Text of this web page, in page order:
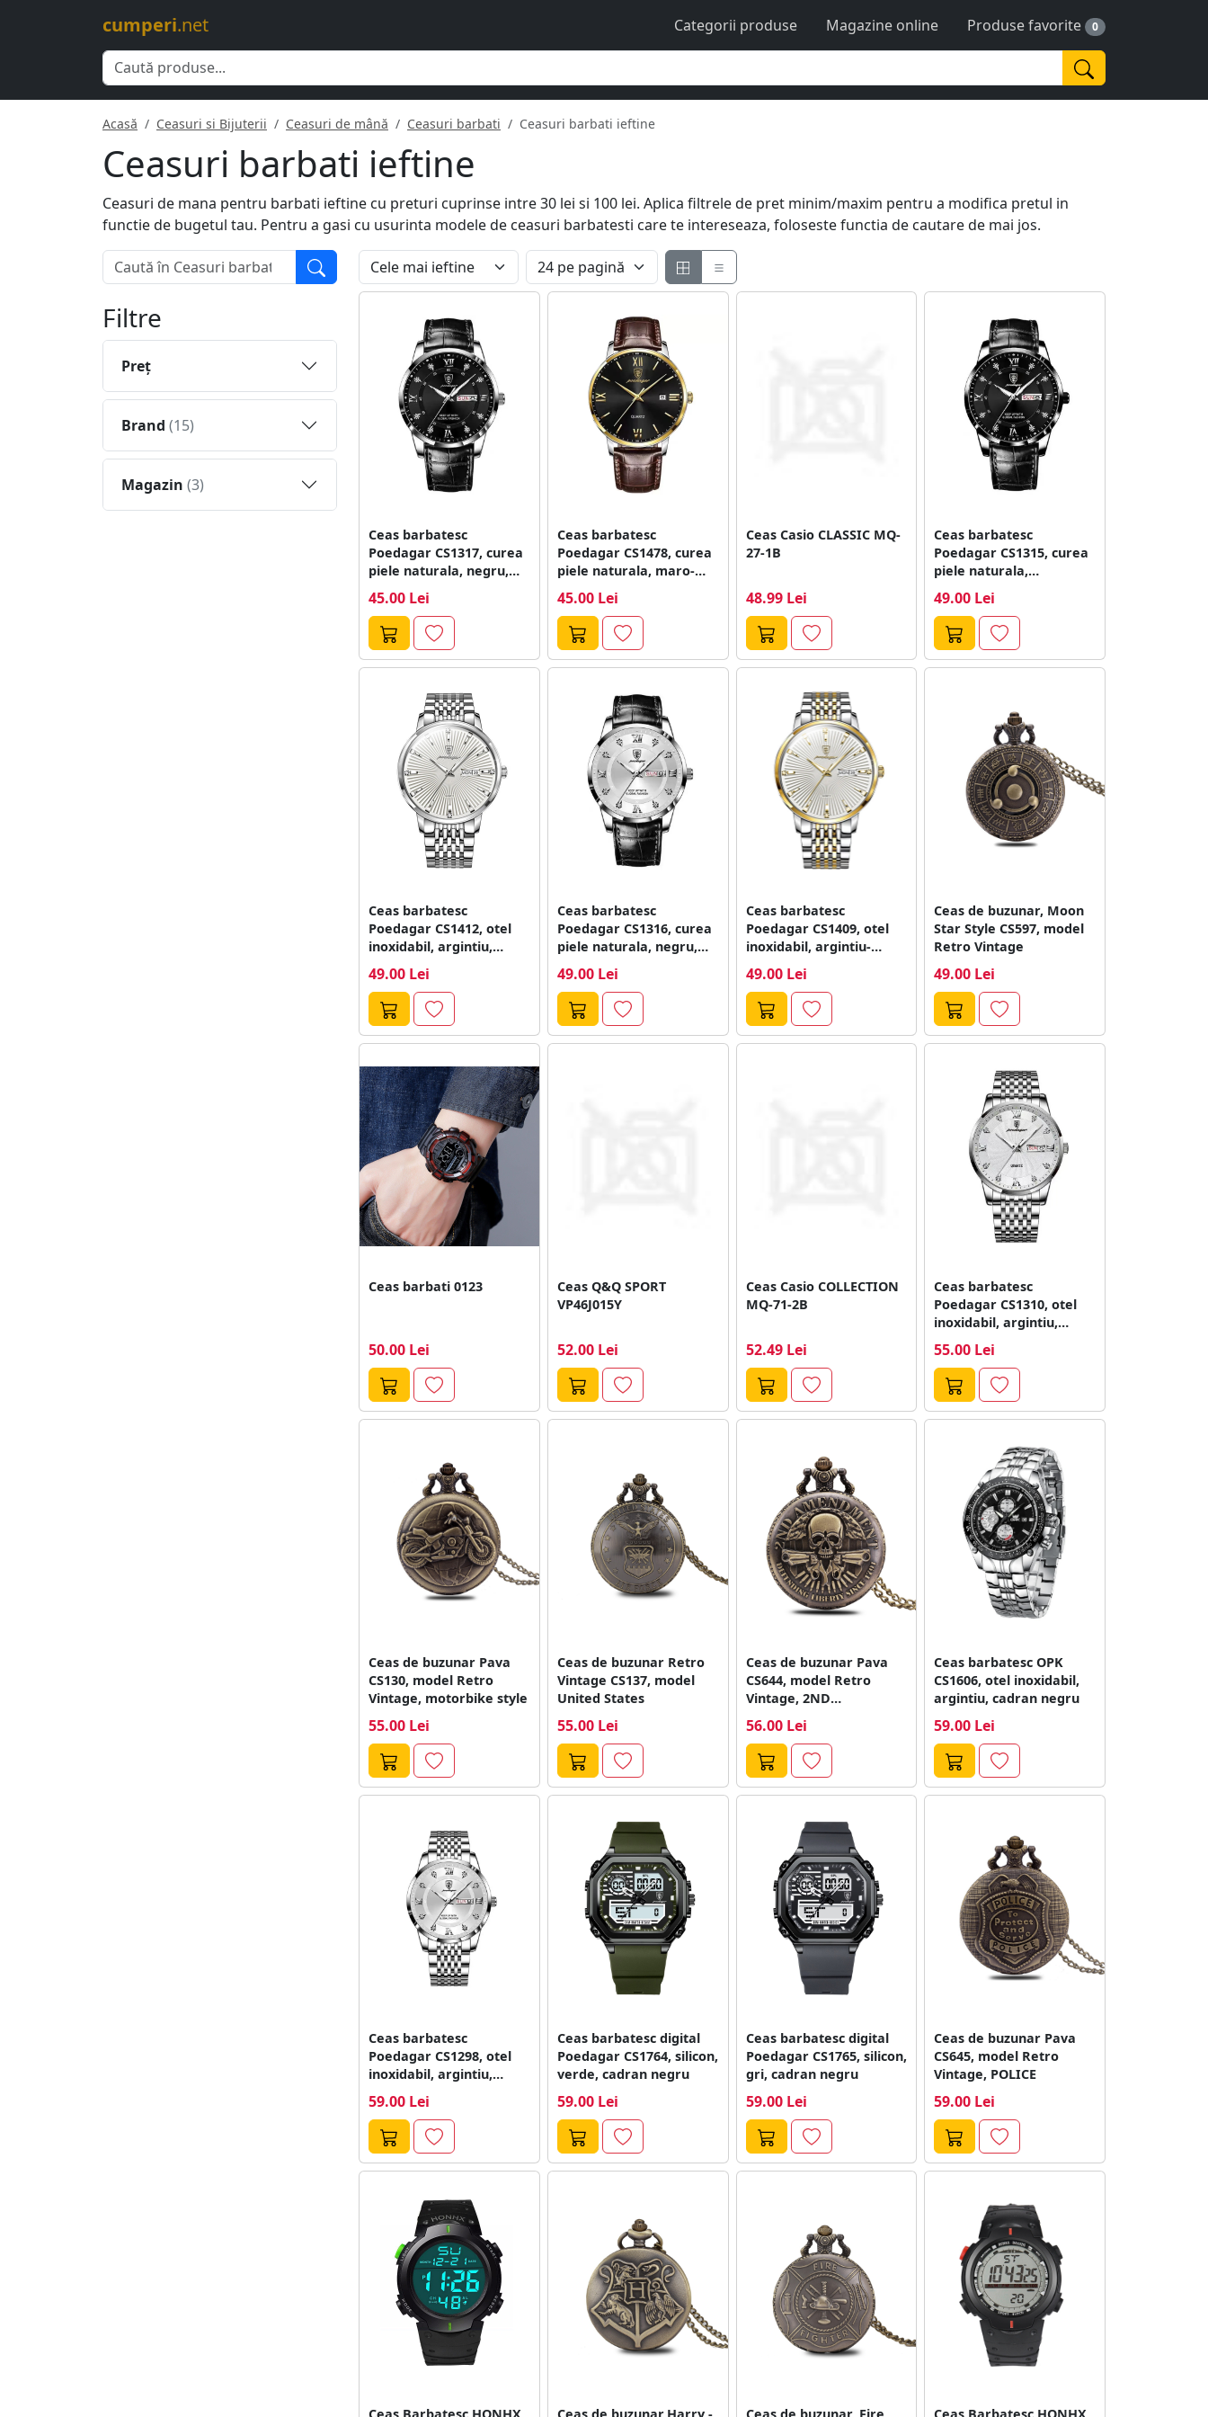
cumperi.net Categorii produse Magazine online Produse favorite 0
Acasă Ceasuri si Bijuterii Ceasuri de mână Ceasuri barbati Ceasuri barbati ieftine
Ceasuri barbati ieftine
Ceasuri de mana pentru barbati ieftine cu preturi cuprinse intre 30 lei si 100 lei. Aplica filtrele de pret minim/maxim pentru a modifica pretul in
functie de bugetul tau. Pentru a gasi cu usurinta modele de ceasuri barbatesti care te intereseaza, foloseste functia de cautare de mai jos.
Filtre
Preţ
Brand (15)
Magazin (3)
Ceas barbatesc
Poedagar CS1317, curea
piele naturala, negru,
45.00 Lei
Ceas barbatesc
Poedagar CS1478, curea
piele naturala, maro-
45.00 Lei
Ceas Casio CLASSIC MQ-
27-1B
48.99 Lei
Ceas barbatesc
Poedagar CS1315, curea
piele naturala,
49.00 Lei
Ceas barbatesc
Poedagar CS1412, otel
inoxidabil, argintiu,
49.00 Lei
Ceas barbatesc
Poedagar CS1316, curea
piele naturala, negru,
49.00 Lei
Ceas barbatesc
Poedagar CS1409, otel
inoxidabil, argintiu-
49.00 Lei
Ceas de buzunar, Moon
Star Style CS597, model
Retro Vintage
49.00 Lei
Ceas barbati 0123
50.00 Lei
Ceas Q&Q SPORT
VP46J015Y
52.00 Lei
Ceas Casio COLLECTION
MQ-71-2B
52.49 Lei
Ceas barbatesc
Poedagar CS1310, otel
inoxidabil, argintiu,
55.00 Lei
Ceas de buzunar Pava
CS130, model Retro
Vintage, motorbike style
55.00 Lei
Ceas de buzunar Retro
Vintage CS137, model
United States
55.00 Lei
Ceas de buzunar Pava
CS644, model Retro
Vintage, 2ND
56.00 Lei
Ceas barbatesc OPK
CS1606, otel inoxidabil,
argintiu, cadran negru
59.00 Lei
Ceas barbatesc
Poedagar CS1298, otel
inoxidabil, argintiu,
59.00 Lei
Ceas barbatesc digital
Poedagar CS1764, silicon,
verde, cadran negru
59.00 Lei
Ceas barbatesc digital
Poedagar CS1765, silicon,
gri, cadran negru
59.00 Lei
Ceas de buzunar Pava
CS645, model Retro
Vintage, POLICE
59.00 Lei